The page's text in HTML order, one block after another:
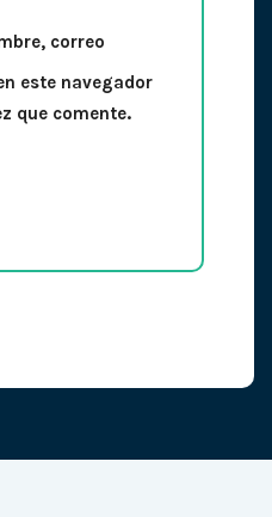
correo
este navegador
que comente.